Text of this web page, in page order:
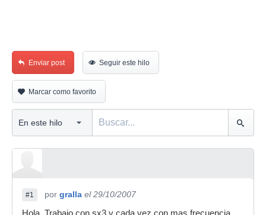
Enviar post Seguir este hilo
Marcar como favorito
#1 por gralla el 29/10/2007